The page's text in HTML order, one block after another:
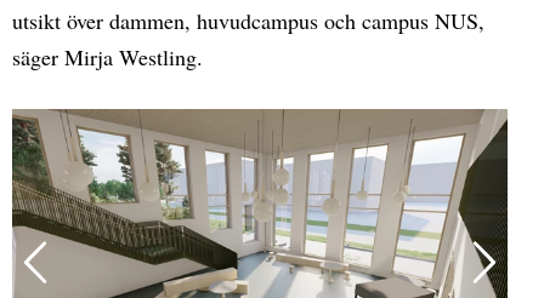
utsikt över dammen, huvudcampus och campus NUS,
säger Mirja Westling.